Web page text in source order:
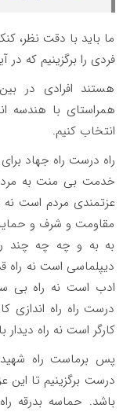
ما باید با دقت نظر،
فردی را برگزینیم که در
هستند افرادی در
همراستای با هندسه
انتخاب کنیم.
راه درست راه جهاد
خدمت بی منت به مردم
عزتمندی مردم است نه
مقاومت و شرف و حمایت
به به و چه چه چند
دیپلماسی است نه راه
ادب است نه راه بی
درست راه راه اندازی
کارگر است نه راه دیدار
پس برماست راه
درست برگزینیم تا این
باشد. حماسه بدرقه